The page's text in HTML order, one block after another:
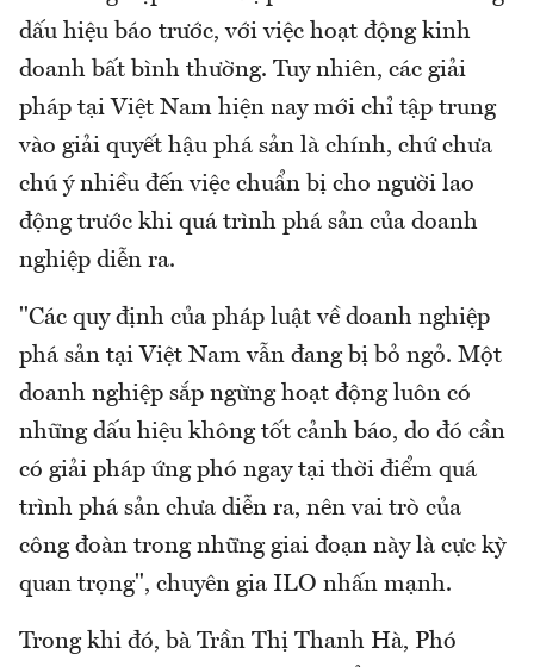
dấu hiệu báo trước, với việc hoạt động kinh
doanh bất bình thường. Tuy nhiên, các giải
pháp tại Việt Nam hiện nay mới chỉ tập trung
vào giải quyết hậu phá sản là chính, chứ chưa
chú ý nhiều đến việc chuẩn bị cho người lao
động trước khi quá trình phá sản của doanh
nghiệp diễn ra.
"Các quy định của pháp luật về doanh nghiệp
phá sản tại Việt Nam vẫn đang bị bỏ ngỏ. Một
doanh nghiệp sắp ngừng hoạt động luôn có
những dấu hiệu không tốt cảnh báo, do đó cần
có giải pháp ứng phó ngay tại thời điểm quá
trình phá sản chưa diễn ra, nên vai trò của
công đoàn trong những giai đoạn này là cực kỳ
quan trọng", chuyên gia ILO nhấn mạnh.
Trong khi đó, bà Trần Thị Thanh Hà, Phó